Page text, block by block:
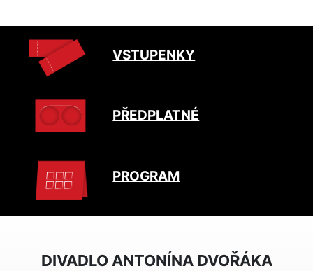
VSTUPENKY
PŘEDPLATNÉ
PROGRAM
DIVADLO ANTONÍNA DVOŘÁKA